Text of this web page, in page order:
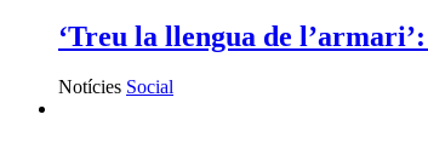
‘Treu la llengua de
Notícies Social